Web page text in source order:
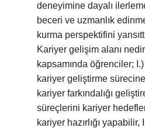
deneyimine dayalı
beceri ve uzmanlık
kurma perspektifini
Kariyer gelişim alanı
kapsamında öğrenciler;
kariyer geliştirme
kariyer farkındalığı
süreçlerini kariyer
kariyer hazırlığı yapabilir,